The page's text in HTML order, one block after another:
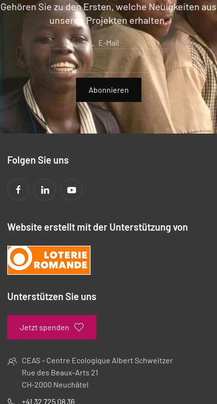
Gehören Sie zu den Ersten, welche Neuigkeiten aus
unseren Projekten erhalten.
E-Mail
Abonnieren
Folgen Sie uns
Website erstellt mit der Unterstützung von
Unterstützen Sie uns
Jetzt spenden
CEAS – Centre Ecologique Albert Schweitzer
Rue des Beaux-Arts 21
CH-2000 Neuchâtel
+41 32 725 08 36